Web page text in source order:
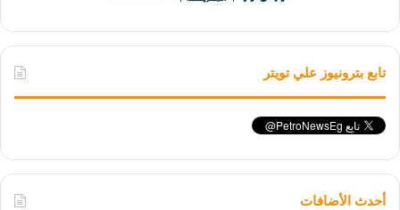
تابع بترونيوز علي تويتر
أحدث الأضافات